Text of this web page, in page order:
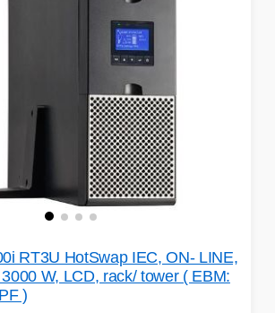
RT3U HotSwap IEC, ON- LINE,
W, LCD, rack/ tower ( EBM:
)